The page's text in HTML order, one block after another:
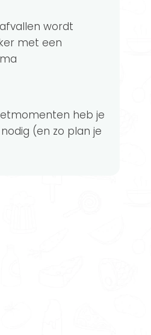
wordt
met een
heb je
(en zo plan je